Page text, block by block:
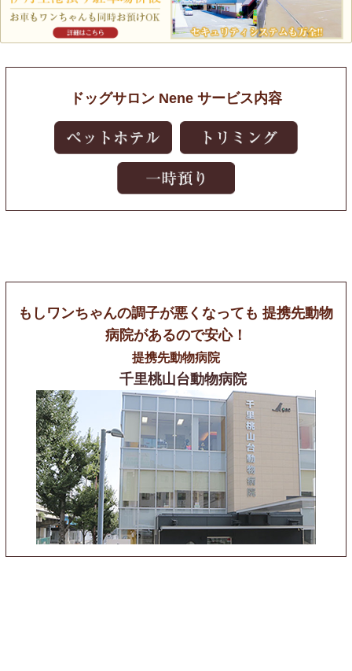
ドッグサロン Nene サービス内容
もしワンちゃんの調子が悪くなっても 提携先動物
病院があるので安心！
提携先動物病院
千里桃山台動物病院